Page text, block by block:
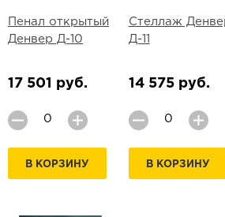
Пенал открытый
Денвер Д-10
17 501 руб.
В КОРЗИНУ
Стеллаж
Д-11
14 575 руб.
В КОРЗИНУ